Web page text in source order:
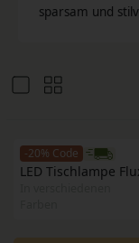
sparsam und
-20% Code
LED Tischlampe